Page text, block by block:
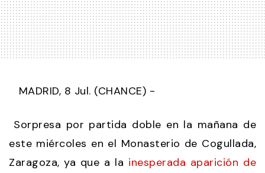
MADRID, 8 Jul. (CHANCE) -
Sorpresa por partida doble en la mañana de
este miércoles en el Monasterio de Cogullada,
Zaragoza, ya que a la inesperada aparición de